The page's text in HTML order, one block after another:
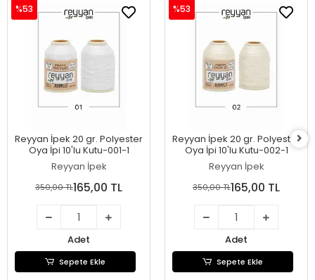
Reyyan İpek 20 gr. Polyester
Oya İpi 10'lu Kutu-001-1
Reyyan İpek
%53
350,00 TL165,00 TL
Adet
Sepete Ekle
Reyyan İpek 20 gr. Polyester
Oya İpi 10'lu Kutu-002-1
Reyyan İpek
%53
350,00 TL165,00 TL
Adet
Sepete Ekle